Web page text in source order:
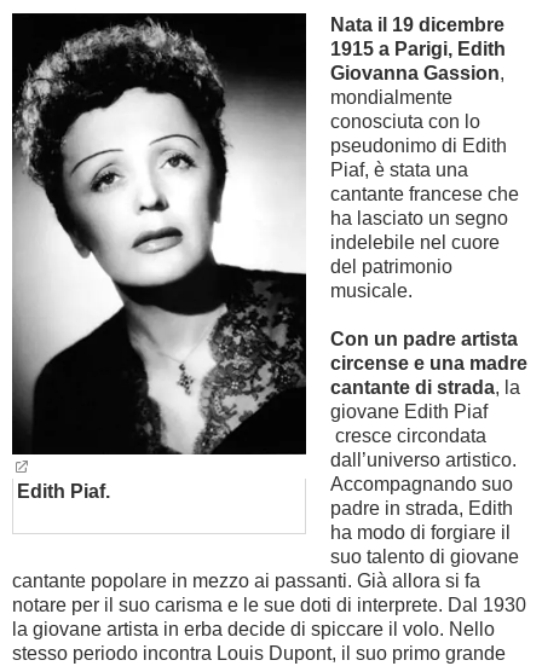
BAMBINO
DIETA
GUIDE
FORUM
Edith Piaf.
Nata il 19 dicembre
1915 a Parigi, Edith
Giovanna Gassion,
mondialmente
conosciuta con lo
pseudonimo di Edith
Piaf, è stata una
cantante francese che
ha lasciato un segno
indelebile nel cuore
del patrimonio
musicale.
Con un padre artista
circense e una madre
cantante di strada, la
giovane Edith Piaf
cresce circondata
dall’universo artistico.
Accompagnando suo
padre in strada, Edith
ha modo di forgiare il
suo talento di giovane
cantante popolare in mezzo ai passanti. Già allora si fa
notare per il suo carisma e le sue doti di interprete. Dal 1930
la giovane artista in erba decide di spiccare il volo. Nello
stesso periodo incontra Louis Dupont, il suo primo grande